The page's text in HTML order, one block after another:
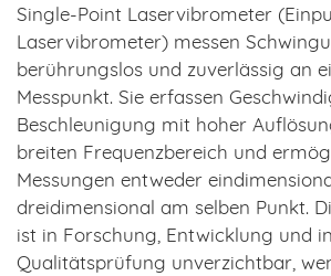
Single-Point Laservibrometer
Laservibrometer) messen
berührungslos und zuverlässig an
Messpunkt. Sie erfassen
Beschleunigung mit hoher
breiten Frequenzbereich und
Messungen entweder
dreidimensional am selben Punkt.
ist in Forschung, Entwicklung und
Qualitätsprüfung unverzichtbar,